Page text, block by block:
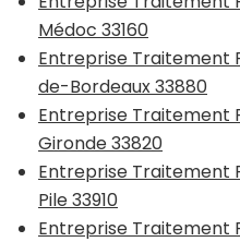
Médoc 33160
Entreprise Traitement
de-Bordeaux 33880
Entreprise Traitement
Gironde 33820
Entreprise Traitement
Pile 33910
Entreprise Traitement